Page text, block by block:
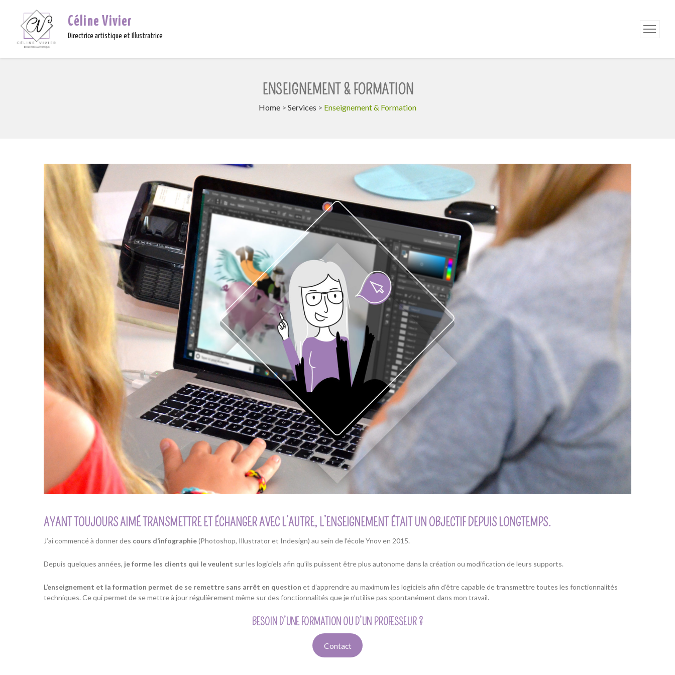
Céline Vivier
Directrice artistique et Illustratrice
ENSEIGNEMENT & FORMATION
Home > Services > Enseignement & Formation
AYANT TOUJOURS AIMÉ TRANSMETTRE ET ÉCHANGER AVEC L’AUTRE, L’ENSEIGNEMENT ÉTAIT UN OBJECTIF DEPUIS LONGTEMPS.
J’ai commencé à donner des cours d’infographie(Photoshop, Illustrator et Indesign) au sein de l’école Ynov en 2015.
Depuis quelques années, je forme les clients qui le veulent sur les logiciels afin qu’ils puissent être plus autonome dans la création ou modification de leurs supports.
L’enseignement et la formation permet de se remettre sans arrêt en question et d’apprendre au maximum les logiciels afin d’être capable de transmettre toutes les fonctionnalités
techniques. Ce qui permet de se mettre à jour régulièrement même sur des fonctionnalités que je n’utilise pas spontanément dans mon travail.
BESOIN D’UNE FORMATION OU D’UN PROFESSEUR ?
Contact